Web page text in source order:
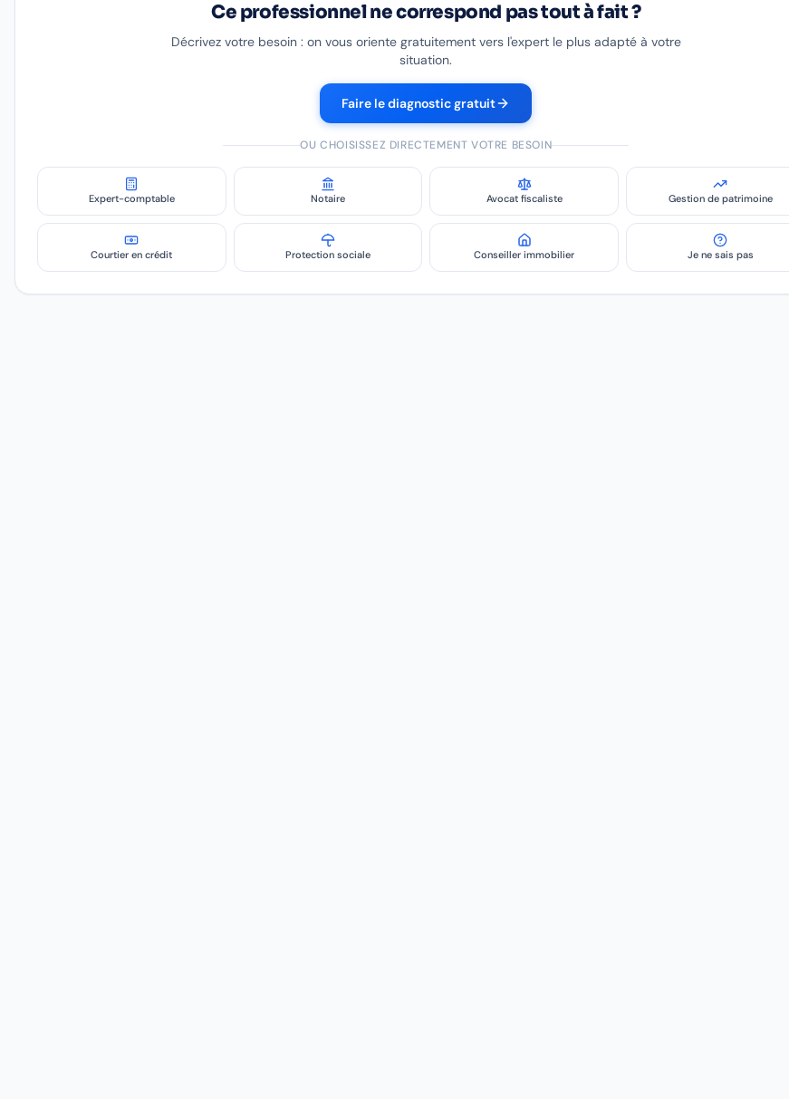
Ce professionnel ne correspond pas tout à fait ?
Décrivez votre besoin : on vous oriente gratuitement vers l'expert le plus adapté à votre
situation.
Faire le diagnostic gratuit
OU CHOISISSEZ DIRECTEMENT VOTRE BESOIN
Expert-comptable Notaire Avocat fiscaliste Gestion de patrimoine
Courtier en crédit Protection sociale Conseiller immobilier Je ne sais pas